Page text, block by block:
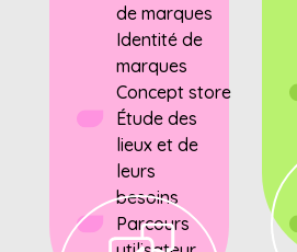
de marques
Identité de
marques
Concept store
Étude des
lieux et de
leurs
besoins
Parcours